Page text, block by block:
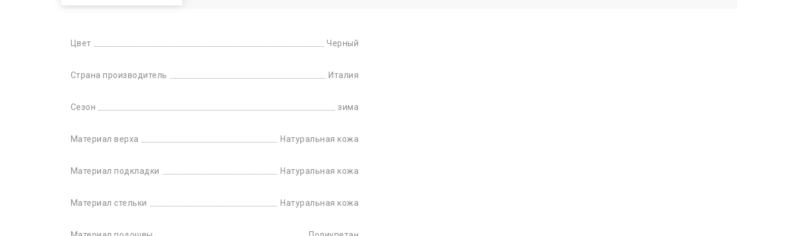
Цвет Черный
Страна производитель Италия
Сезон зима
Материал верха Натуральная кожа
Материал подкладки Натуральная кожа
Материал стельки Натуральная кожа